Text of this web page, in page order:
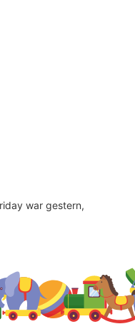
war gestern,